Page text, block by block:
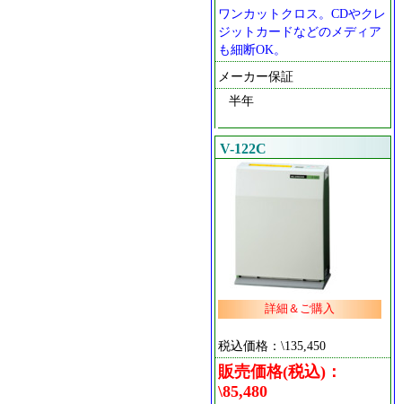
ワンカットクロス。CDやクレ
ジットカードなどのメディア
も細断OK。
メーカー保証
半年
V-122C
詳細＆ご購入
税込価格：\135,450
販売価格(税込)：
\85,480